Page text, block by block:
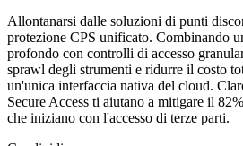
Allontanarsi dalle soluzioni di punti
protezione CPS unificato. Combinando
profondo con controlli di accesso
sprawl degli strumenti e ridurre il costo
un'unica interfaccia nativa del cloud.
Secure Access ti aiutano a mitigare il
che iniziano con l'accesso di terze parti.